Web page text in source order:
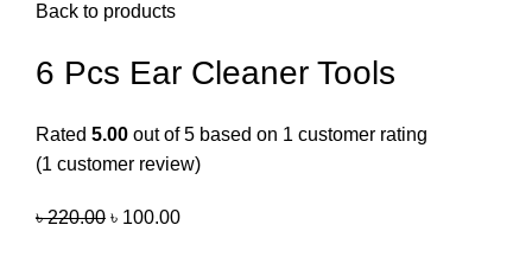
Back to products
6 Pcs Ear Cleaner Tools
Rated 5.00 out of 5 based on 1 customer rating
(1 customer review)
৳220.00 ৳ 100.00